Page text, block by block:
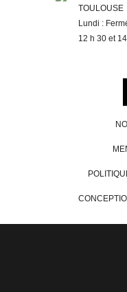
TOULOUSE
Lundi :
12 h 30 et